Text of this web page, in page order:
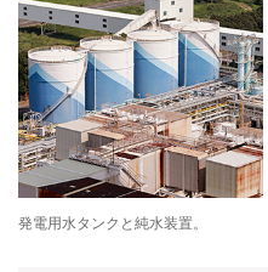
発電用水タンクと純水装置。